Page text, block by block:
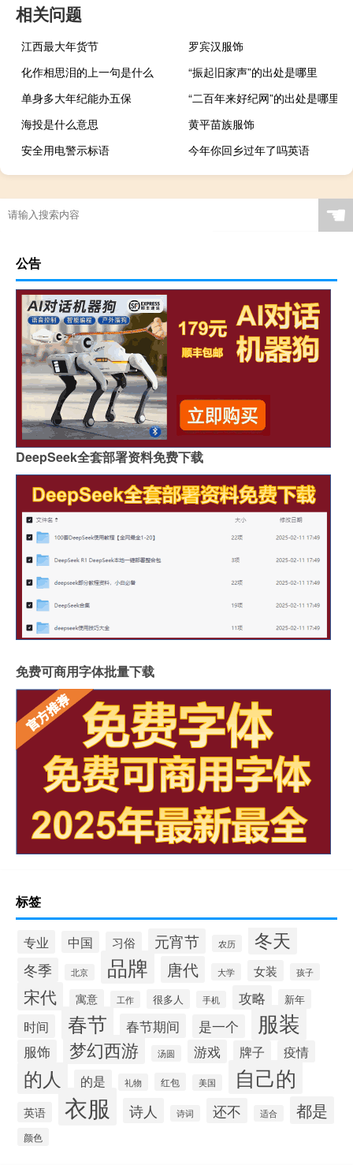
相关问题
江西最大年货节
罗宾汉服饰
化作相思泪的上一句是什么
“振起旧家声”的出处是哪里
单身多大年纪能办五保
“二百年来好纪网”的出处是哪里
海投是什么意思
黄平苗族服饰
安全用电警示标语
今年你回乡过年了吗英语
☚
公告
DeepSeek全套部署资料免费下载
免费可商用字体批量下载
标签
专业 中国 习俗 元宵节 农历 冬天
冬季 北京 品牌 唐代 大学 女装 孩子
宋代 寓意 工作 很多人 手机 攻略 新年
时间 春节 春节期间 是一个 服装
服饰 梦幻西游 汤圆 游戏 牌子 疫情
的人 的是 礼物 红包 美国 自己的
英语 衣服 诗人 诗词 还不 适合 都是
颜色